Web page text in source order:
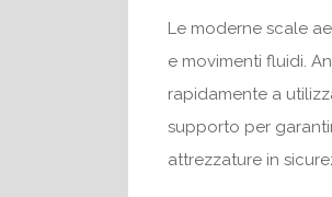
Le moderne scale
e movimenti fluidi.
rapidamente a
supporto per
attrezzature in